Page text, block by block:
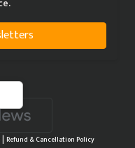
| Refund & Cancellation Policy